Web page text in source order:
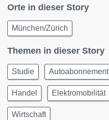
Orte in dieser Story
München/Zürich
Themen in dieser Story
Studie Autoabonnement
Handel Elektromobilität
Wirtschaft